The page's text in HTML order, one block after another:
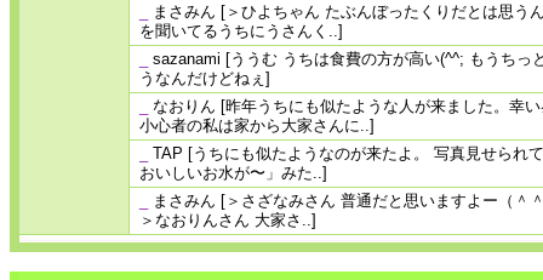
まさみん [＞ひよちゃん たぶんぼったくりだとは思う
を聞いてるうちにうさんく..]
sazanami [ううむ うちは食費の方が高い(^^; もうちっ
うなんだけどねぇ]
なおりん [昨年うちにも似たような人が来ました。幸
小心者の私は家から大家さんに..]
TAP [うちにも似たようなのが来たよ。 写真見せられ
おいしいお水が〜」みた..]
まさみん [＞さざなみさん 普通だと思いますよー（＾
＞なおりんさん 大家さ..]